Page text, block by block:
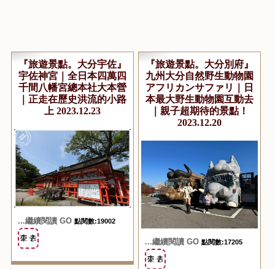
『旅遊景點。大分宇佐』
宇佐神宮｜全日本四萬四
千間八幡宮總本社大本營
｜正走在歷史洪流的小路
上 2023.12.23
...繼續閱讀 GO 點閱數:19002
『旅遊景點。大分別府』
九州大分自然野生動物園
アフリカンサファリ｜日
本最大野生動物園互動去
｜親子超期待的景點！
2023.12.20
...繼續閱讀 GO 點閱數:17205